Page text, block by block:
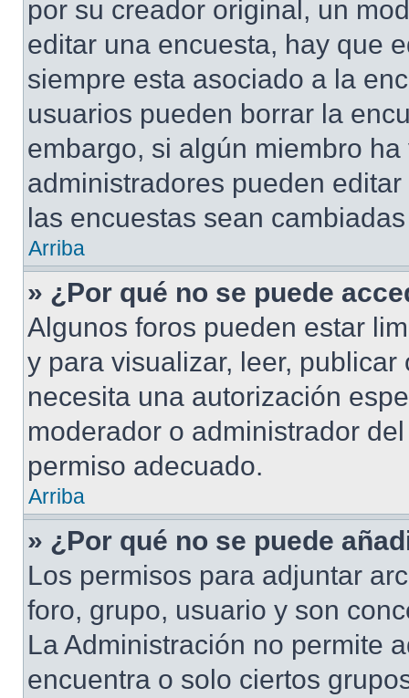
por su creador original, un
editar una encuesta, hay que
siempre esta asociado a la
usuarios pueden borrar la
embargo, si algún miembro
administradores pueden
las encuestas sean
Arriba
» ¿Por qué no se puede
Algunos foros pueden estar
y para visualizar, leer,
necesita una autorización
moderador o administrador
permiso adecuado.
Arriba
» ¿Por qué no se puede
Los permisos para adjuntar
foro, grupo, usuario y son
La Administración no permite
encuentra o solo ciertos